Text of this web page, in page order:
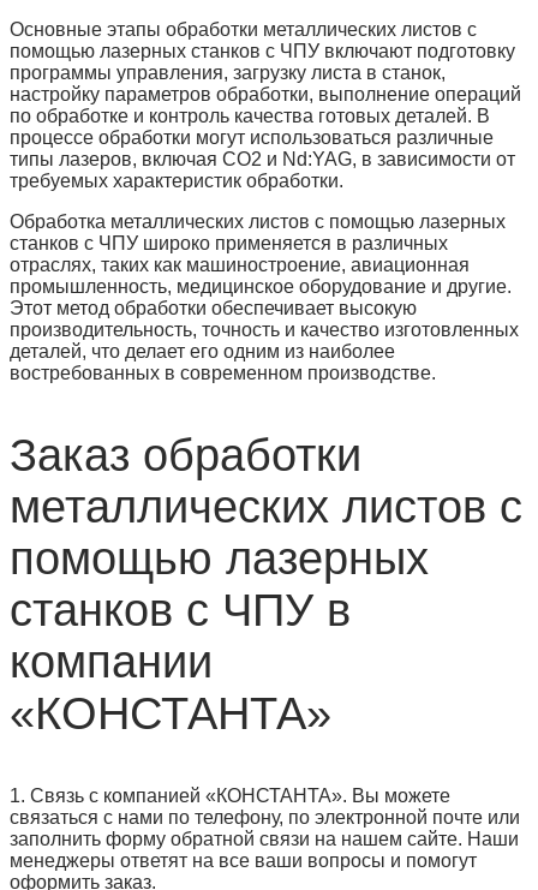
Основные этапы обработки металлических листов с
помощью лазерных станков с ЧПУ включают подготовку
программы управления, загрузку листа в станок,
настройку параметров обработки, выполнение операций
по обработке и контроль качества готовых деталей. В
процессе обработки могут использоваться различные
типы лазеров, включая CO2 и Nd:YAG, в зависимости от
требуемых характеристик обработки.
Обработка металлических листов с помощью лазерных
станков с ЧПУ широко применяется в различных
отраслях, таких как машиностроение, авиационная
промышленность, медицинское оборудование и другие.
Этот метод обработки обеспечивает высокую
производительность, точность и качество изготовленных
деталей, что делает его одним из наиболее
востребованных в современном производстве.
Заказ обработки
металлических листов с
помощью лазерных
станков с ЧПУ в
компании
«КОНСТАНТА»
1. Связь с компанией «КОНСТАНТА». Вы можете
связаться с нами по телефону, по электронной почте или
заполнить форму обратной связи на нашем сайте. Наши
менеджеры ответят на все ваши вопросы и помогут
оформить заказ.